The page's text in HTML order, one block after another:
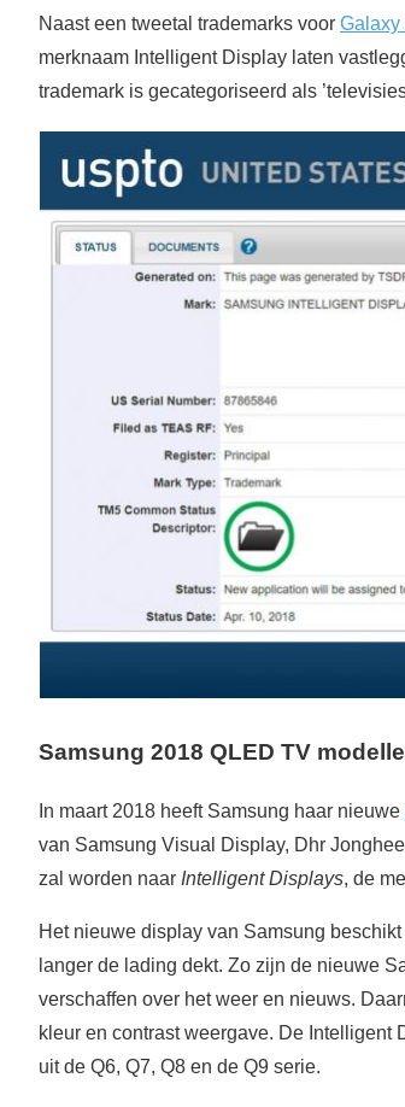
Naast een tweetal trademarks voor Galaxy
merknaam Intelligent Display laten
trademark is gecategoriseerd als
Samsung 2018 QLED TV
In maart 2018 heeft Samsung haar nieuwe
van Samsung Visual Display, Dhr
zal worden naar Intelligent Displays, de
Het nieuwe display van Samsung
langer de lading dekt. Zo zijn de nieuwe
verschaffen over het weer en nieuws.
kleur en contrast weergave. De Intelligent
uit de Q6, Q7, Q8 en de Q9 serie.